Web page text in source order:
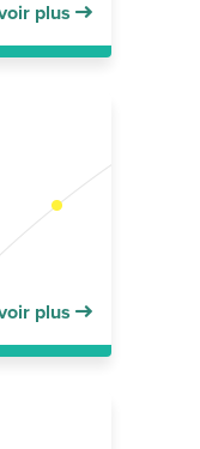
plus
plus